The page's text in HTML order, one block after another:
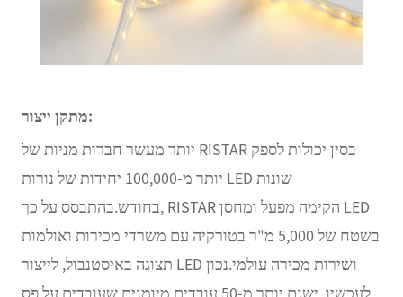
מתקן ייצור:
יותר מעשר חברות מניות של RISTAR בסין יכולות לספק
יותר מ-100,000 יחידות של נורות LED שונות
בחודש.בהתבסס על כך, RISTAR הקימה מפעל ומחסן LED
בשטח של 5,000 מ"ר בטורקיה עם משרדי מכירות ואולמות
תצוגה באיסטנבול, לייצור LED ושירות מכירה עולמי.נכון
לעכשיו, ישנם יותר מ-50 עובדים מיומנים שעובדים על פס